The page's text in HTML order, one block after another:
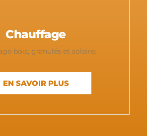
Chauffage
bois, granulés et solaire.
EN SAVOIR PLUS